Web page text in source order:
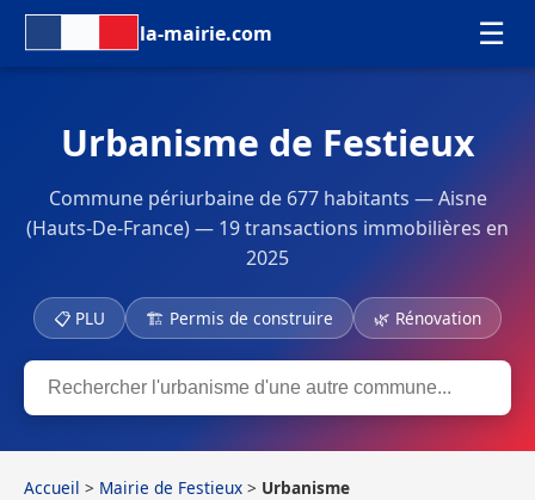
la-mairie.com ☰
Urbanisme de Festieux
Commune périurbaine de 677 habitants — Aisne
(Hauts-De-France) — 19 transactions immobilières en
2025
📋 PLU 🏗 Permis de construire 🌿 Rénovation
Accueil > Mairie de Festieux > Urbanisme